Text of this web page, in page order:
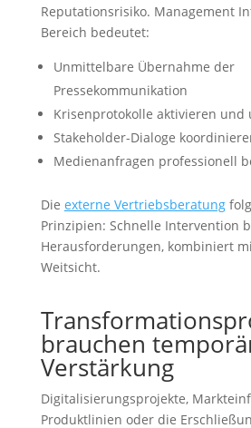
Reputationsrisiko. Management
Bereich bedeutet:
Unmittelbare Übernahme der
Pressekommunikation
Krisenprotokolle aktivieren und
Stakeholder-Dialoge
Medienanfragen professionell
Die externe Vertriebsberatung
Prinzipien: Schnelle Intervention
Herausforderungen, kombiniert
Weitsicht.
brauchen
Verstärkung
Digitalisierungsprojekte,
Produktlinien oder die